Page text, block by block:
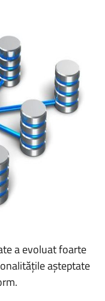
a evoluat foarte
așteptate